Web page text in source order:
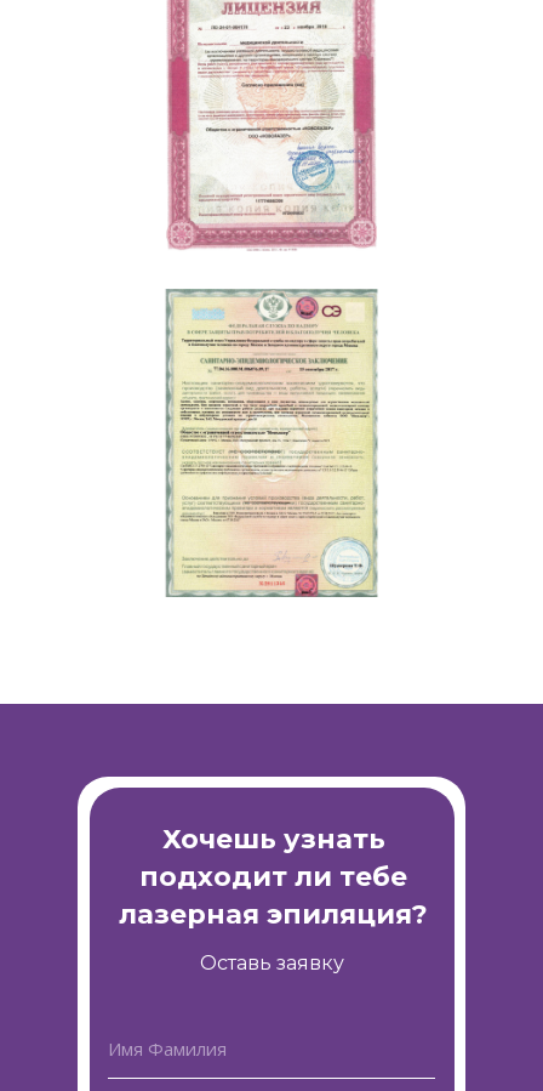
Хочешь узнать
подходит ли тебе
лазерная эпиляция?
Оставь заявку